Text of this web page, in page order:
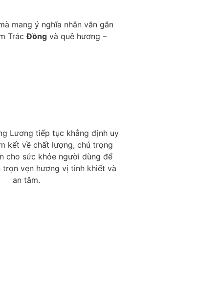
mang ý nghĩa nhân văn gắn
TrácĐồng và quê hương –
Lương tiếp tục khẳng định uy
kết về chất lượng, chú trọng
cho sức khỏe người dùng để
trọn vẹn hương vị tinh khiết và
an tâm.